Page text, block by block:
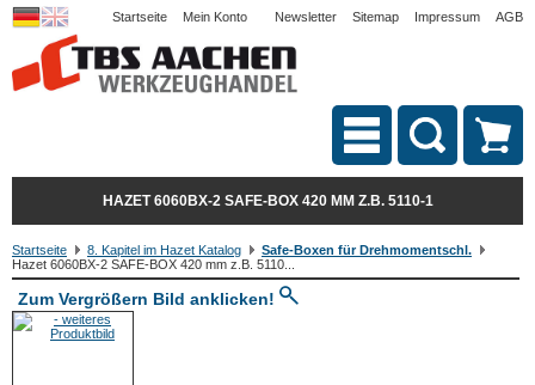
Startseite Mein Konto Newsletter Sitemap Impressum AGB
HAZET 6060BX-2 SAFE-BOX 420 MM Z.B. 5110-1
Startseite 8. Kapitel im Hazet Katalog
Safe-Boxen für Drehmomentschl.
Hazet 6060BX-2 SAFE-BOX 420 mm z.B. 5110...
Zum Vergrößern Bild anklicken!